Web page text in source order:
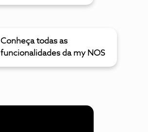
Conheça todas as
funcionalidades da my NOS